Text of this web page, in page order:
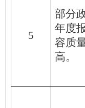
5
部分
年度
容质
高。